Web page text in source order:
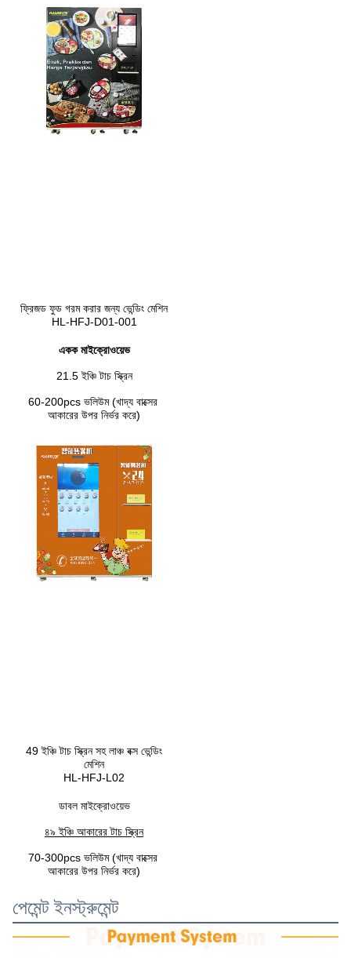
ফ্রিজড ফুড গরম করার জন্য ভেন্ডিং মেশিন
HL-HFJ-D01-001
একক মাইক্রোওয়েভ
21.5 ইঞ্চি টাচ স্ক্রিন
60-200pcs ভলিউম (খাদ্য বাক্সের
আকারের উপর নির্ভর করে)
49 ইঞ্চি টাচ স্ক্রিন সহ লাঞ্চ বক্স ভেন্ডিং
মেশিন
HL-HFJ-L02
ডাবল মাইক্রোওয়েভ
৪৯ ইঞ্চি আকারের টাচ স্ক্রিন
70-300pcs ভলিউম (খাদ্য বাক্সের
আকারের উপর নির্ভর করে)
পেমেন্ট ইনস্ট্রুমেন্ট